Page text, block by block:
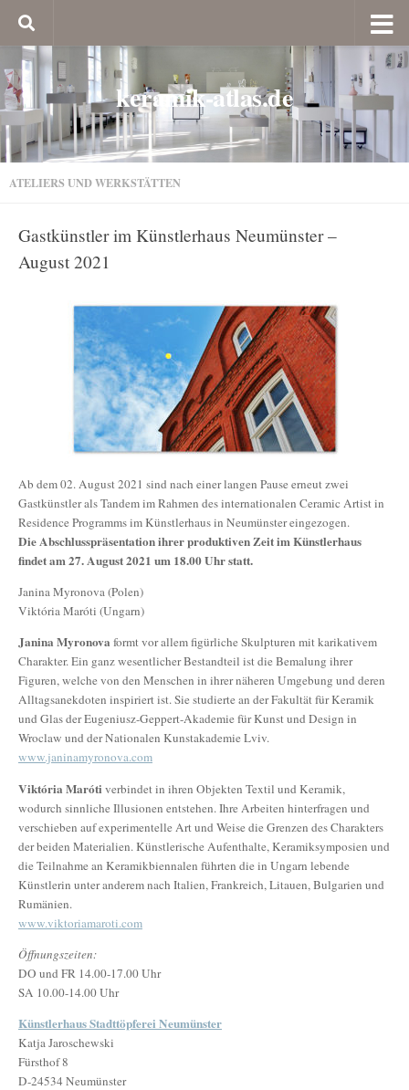
keramik-atlas.de
ATELIERS UND WERKSTÄTTEN
Gastkünstler im Künstlerhaus Neumünster –
August 2021
Ab dem 02. August 2021 sind nach einer langen Pause erneut zwei
Gastkünstler als Tandem im Rahmen des internationalen Ceramic Artist in
Residence Programms im Künstlerhaus in Neumünster eingezogen.
Die Abschlusspräsentation ihrer produktiven Zeit im Künstlerhaus
findet am 27. August 2021 um 18.00 Uhr statt.
Janina Myronova (Polen)
Viktória Maróti (Ungarn)
Janina Myronova formt vor allem figürliche Skulpturen mit karikativem
Charakter. Ein ganz wesentlicher Bestandteil ist die Bemalung ihrer
Figuren, welche von den Menschen in ihrer näheren Umgebung und deren
Alltagsanekdoten inspiriert ist. Sie studierte an der Fakultät für Keramik
und Glas der Eugeniusz-Geppert-Akademie für Kunst und Design in
Wroclaw und der Nationalen Kunstakademie Lviv.
www.janinamyronova.com
Viktória Maróti verbindet in ihren Objekten Textil und Keramik,
wodurch sinnliche Illusionen entstehen. Ihre Arbeiten hinterfragen und
verschieben auf experimentelle Art und Weise die Grenzen des Charakters
der beiden Materialien. Künstlerische Aufenthalte, Keramiksymposien und
die Teilnahme an Keramikbiennalen führten die in Ungarn lebende
Künstlerin unter anderem nach Italien, Frankreich, Litauen, Bulgarien und
Rumänien.
www.viktoriamaroti.com
Öffnungszeiten:
DO und FR 14.00-17.00 Uhr
SA 10.00-14.00 Uhr
Künstlerhaus Stadttöpferei Neumünster
Katja Jaroschewski
Fürsthof 8
D-24534 Neumünster